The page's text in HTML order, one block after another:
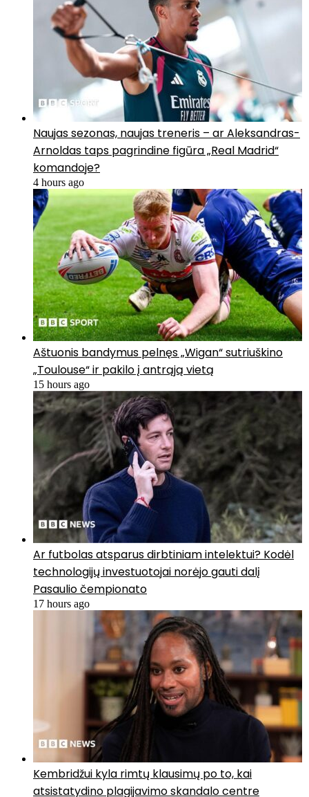
Naujas sezonas, naujas treneris – ar Aleksandras-
Arnoldas taps pagrindine figūra „Real Madrid“
komandoje?
4 hours ago
Aštuonis bandymus pelnęs „Wigan“ sutriuškino
„Toulouse“ ir pakilo į antrąją vietą
15 hours ago
Ar futbolas atsparus dirbtiniam intelektui? Kodėl
technologijų investuotojai norėjo gauti dalį
Pasaulio čempionato
17 hours ago
Kembridžui kyla rimtų klausimų po to, kai
atsistatydino plagijavimo skandalo centre